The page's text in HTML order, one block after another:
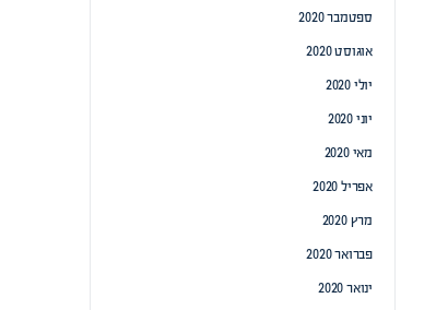
ספטמבר 2020
אוגוסט 2020
יולי 2020
יוני 2020
מאי 2020
אפריל 2020
מרץ 2020
פברואר 2020
ינואר 2020